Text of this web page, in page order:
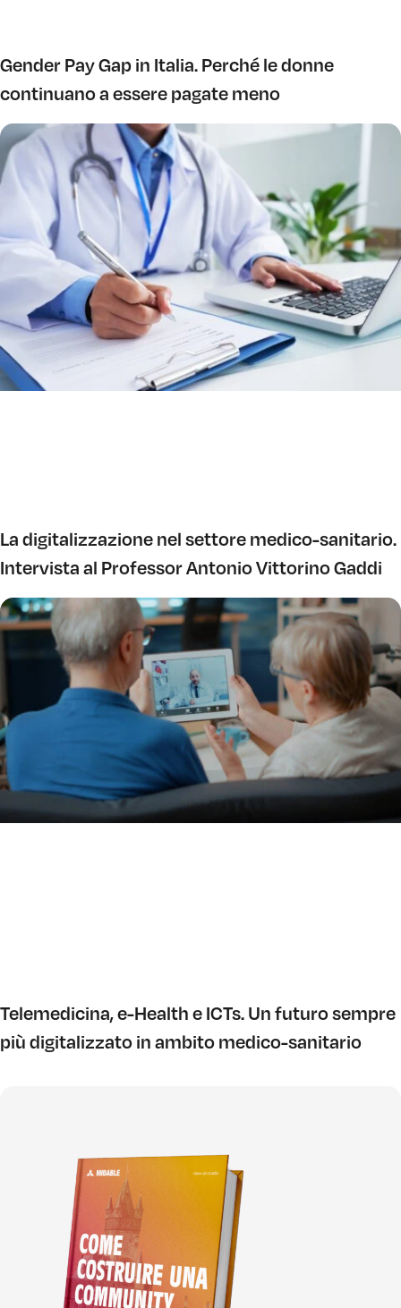
Gender Pay Gap in Italia. Perché le donne
continuano a essere pagate meno
La digitalizzazione nel settore medico-sanitario.
Intervista al Professor Antonio Vittorino Gaddi
Telemedicina, e-Health e ICTs. Un futuro sempre
più digitalizzato in ambito medico-sanitario